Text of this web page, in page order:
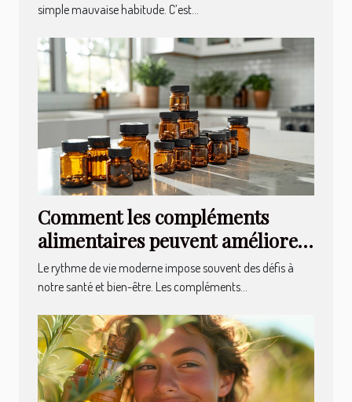
simple mauvaise habitude. C’est...
Comment les compléments
alimentaires peuvent améliorer
votre bien-être quotidien
Le rythme de vie moderne impose souvent des défis à
notre santé et bien-être. Les compléments...